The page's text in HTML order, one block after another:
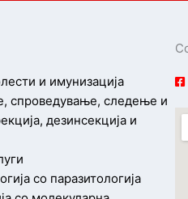
и имунизација
спроведување, следење и
дезинсекција и
со паразитологија